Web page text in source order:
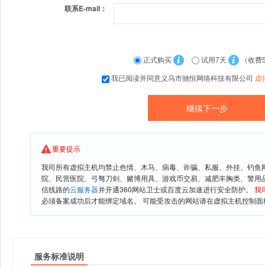
联系E-mail：
正式购买 试用7天
（收费
我已阅读并同意义乌市驰恒网络科技有限公司 虚
重要提示
我司所有虚拟主机均禁止色情、木马、病毒、诈骗、私服、外挂、钓
院、民营医院、弓驽刀剑、赌博用具、游戏币交易、减肥丰胸类、警
信线路的云服务器并开通360网站卫士或百度云加速进行安全防护。 我
必须备案成功后才能绑定域名。 可能受攻击的网站请在虚拟主机控制
服务标准说明